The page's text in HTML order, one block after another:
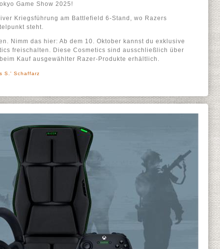
Game Show 2025!
Kriegsführung am Battlefield 6-Stand, wo Razers
steht.
Nimm das hier: Ab dem 10. Oktober kannst du exklusive
freischalten. Diese Cosmetics sind ausschließlich über
Kauf ausgewählter Razer-Produkte erhältlich.
S.' Schaffarz